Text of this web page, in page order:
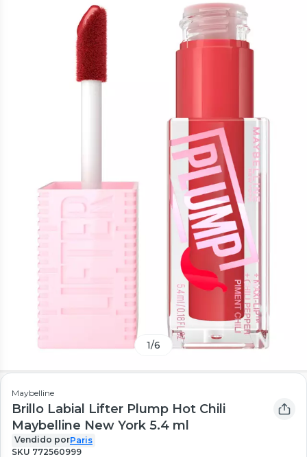
1/6
Maybelline
Brillo Labial Lifter Plump Hot Chili
Maybelline New York 5.4 ml
Vendido porParis
SKU 772560999